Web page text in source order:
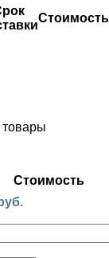
Стоимость
товары
Стоимость